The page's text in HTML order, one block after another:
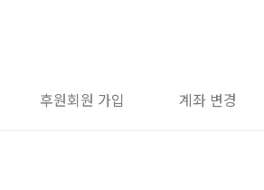
후원회원 가입 계좌 변경